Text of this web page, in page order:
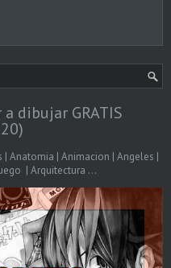
dibujar GRATIS
| Anatomia | Animacion | Angeles |
| Arquitectura ...